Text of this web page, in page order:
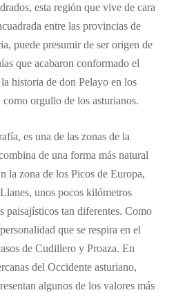
esta región que vive de cara
entre las provincias de
puede presumir de ser origen de
que acabaron conformado el
historia de don Pelayo en los
orgullo de los asturianos.
es una de las zonas de la
de una forma más natural
la zona de los Picos de Europa,
unos pocos kilómetros
paisajísticos tan diferentes. Como
que se respira en el
de Cudillero y Proaza. En
del Occidente asturiano,
algunos de los valores más